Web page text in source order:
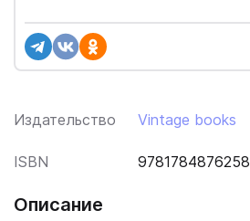
Издательство Vintage books
ISBN 9781784876258
Описание